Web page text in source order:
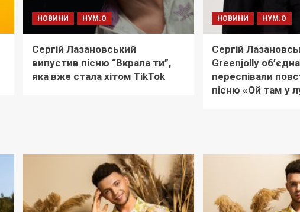
НОВИНИ НУМ.О
Сергій Лазановський
випустив пісню “Вкрала ти”,
яка вже стала хітом TikTok
НОВИНИ НУМ.О
Сергій
Greenjolly
переспівали
пісню «Ой там у